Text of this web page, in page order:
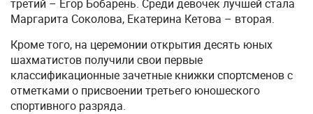
третий – Егор Бобарень. Среди девочек лучшей стала
Маргарита Соколова, Екатерина Кетова – вторая.
Кроме того, на церемонии открытия десять юных
шахматистов получили свои первые
классификационные зачетные книжки спортсменов с
отметками о присвоении третьего юношеского
спортивного разряда.